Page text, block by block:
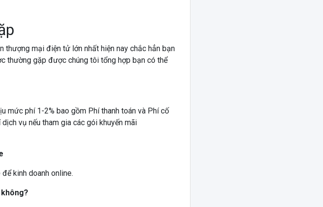
thượng mại điện tử lớn nhất hiện nay chắc hẳn bạn
thường gặp được chúng tôi tổng hợp bạn có thể
mức phí 1-2% bao gồm Phí thanh toán và Phí cố
vụ nếu tham gia các gói khuyến mãi
kinh doanh online.